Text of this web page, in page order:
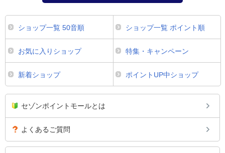
ショップ一覧 50音順 ショップ一覧 ポイント順
お気に入りショップ 特集・キャンペーン
新着ショップ ポイントUP中ショップ
セゾンポイントモールとは
よくあるご質問